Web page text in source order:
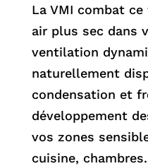
La VMI combat
air plus sec dans
ventilation
naturellement
condensation et
développement
vos zones
cuisine, chambres.